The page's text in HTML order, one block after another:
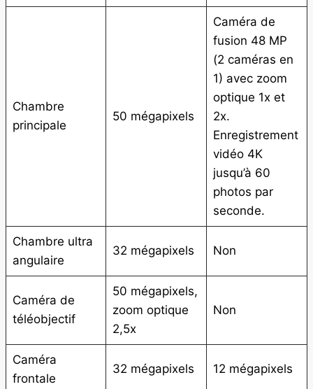
Chambre
principale
50 mégapixels
Caméra de
fusion 48 MP
(2 caméras en
1) avec zoom
optique 1x et
2x.
Enregistrement
vidéo 4K
jusqu’à 60
photos par
seconde.
Chambre ultra
angulaire
32 mégapixels Non
Caméra de
téléobjectif
50 mégapixels,
zoom optique
2,5x
Non
Caméra
frontale
32 mégapixels 12 mégapixels